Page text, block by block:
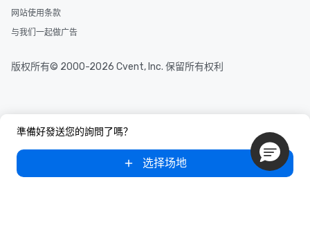
selected dishes are curated to our
delight any palate. Tours Available
after work, we can coordinate with
you to provide options that fit your
You Like Along with flexible
準備好發送您的詢問了嗎？
选择场地
网站使用条款
与我们一起做广告
版权所有© 2000-2026 Cvent, Inc. 保留所有权利